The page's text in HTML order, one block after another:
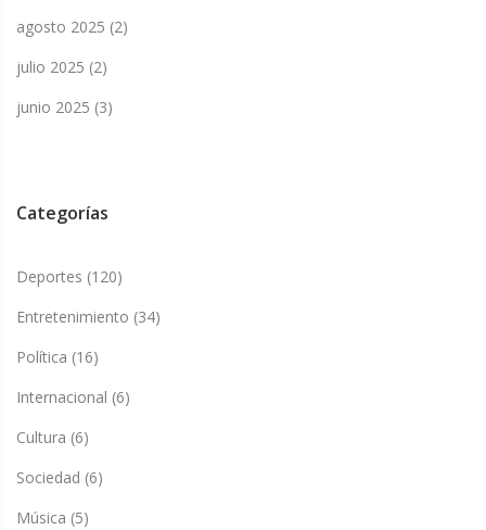
agosto 2025 (2)
julio 2025 (2)
junio 2025 (3)
Categorías
Deportes (120)
Entretenimiento (34)
Política (16)
Internacional (6)
Cultura (6)
Sociedad (6)
Música (5)